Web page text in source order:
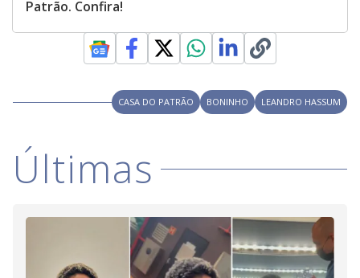
Patrão. Confira!
CASA DO PATRÃO BONINHO LEANDRO HASSUM
Últimas